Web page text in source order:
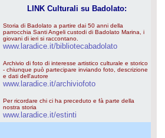
LINK Culturali su Badolato:
Storia di Badolato a partire dai 50 anni della
parrocchia Santi Angeli custodi di Badolato Marina, i
giovani di ieri si raccontano.
www.laradice.it/bibliotecabadolato
Archivio di foto di interesse artistico culturale e storico
- chiunque può partecipare inviando foto, descrizione
e dati dell'autore
www.laradice.it/archiviofoto
Per ricordare chi ci ha preceduto e fà parte della
nostra storia
www.laradice.it/estinti